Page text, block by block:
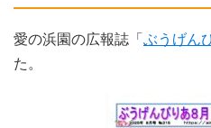
愛の浜園の広報誌「ぶうげん
た。